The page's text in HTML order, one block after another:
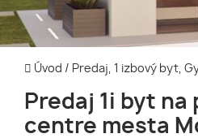
Úvod / Predaj, 1 izbový byt,
Predaj 1i byt
centre mesta